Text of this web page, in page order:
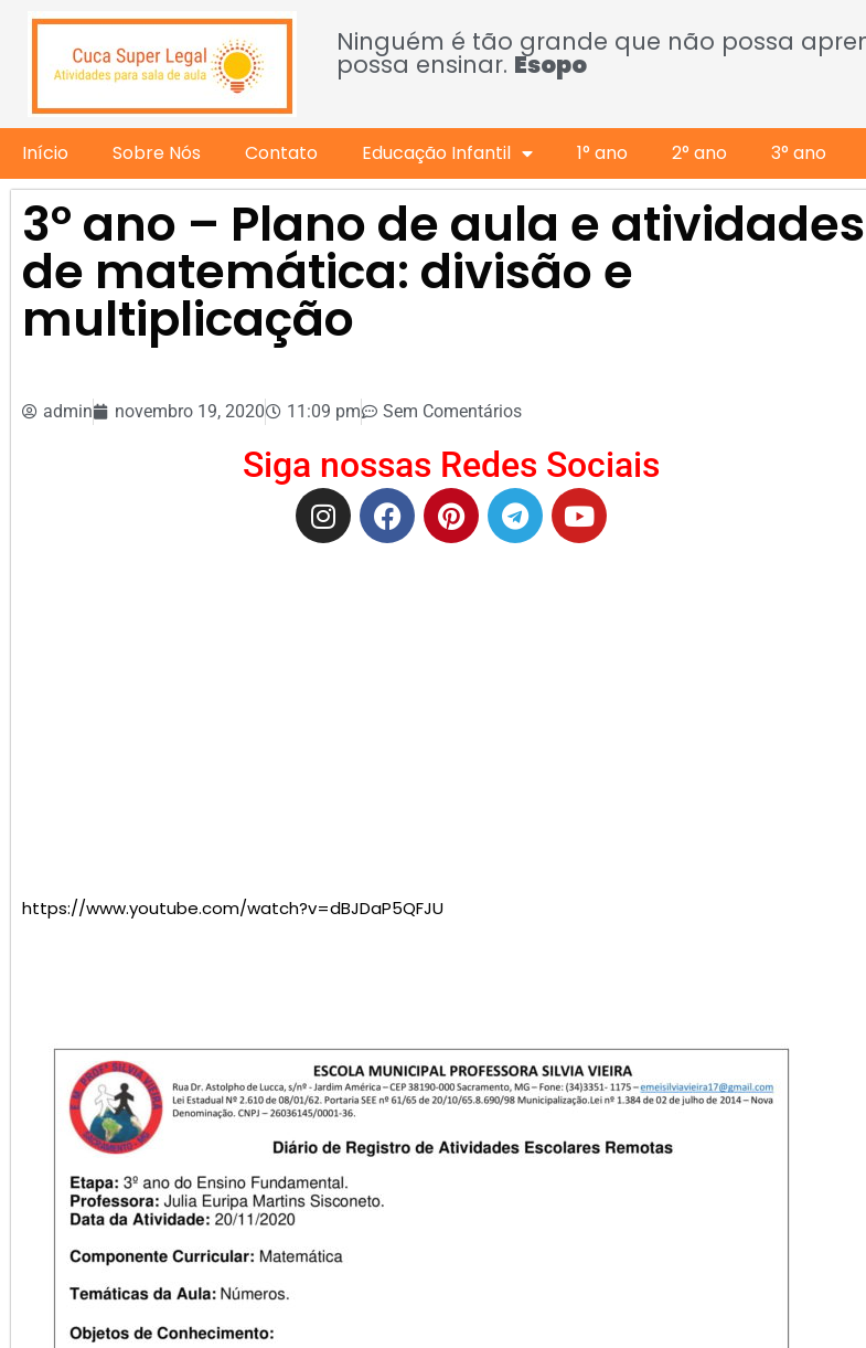
Ninguém é tão grande que não possa
possa ensinar. Esopo
Início Sobre Nós Contato Educação Infantil 1° ano 2° ano 3° ano
3º ano – Plano de aula e atividades
de matemática: divisão e
multiplicação
admin novembro 19, 2020 11:09 pm Sem Comentários
Siga nossas Redes Sociais
https://www.youtube.com/watch?v=dBJDaP5QFJU